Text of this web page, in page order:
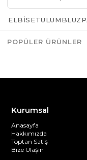
Kurumsal
Anasayfa
Hakkımızda
Toptan Satış
Bize Ulaşın
ELBISETULUMBLUZ
POPÜLER ÜRÜNLER